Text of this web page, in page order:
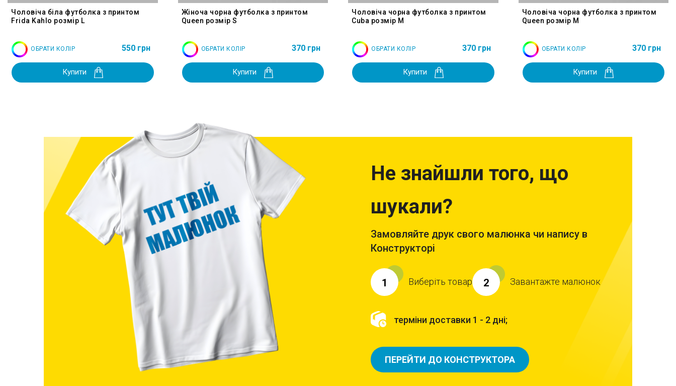
Чоловіча біла футболка з принтом
Frida Kahlo розмір L
ОБРАТИ КОЛІР 550 грн
Купити
Жіноча чорна футболка з принтом
Queen розмір S
ОБРАТИ КОЛІР 370 грн
Купити
Чоловіча чорна футболка з принтом
Cuba розмір M
ОБРАТИ КОЛІР 370 грн
Купити
Чоловіча чорна футболка з принтом
Queen розмір M
ОБРАТИ КОЛІР 370 грн
Купити
Не знайшли того, що
шукали?
Замовляйте друк свого малюнка чи напису в
Конструкторі
1 Виберіть товар 2 Завантажте малюнок
терміни доставки 1 - 2 дні;
ПЕРЕЙТИ ДО КОНСТРУКТОРА